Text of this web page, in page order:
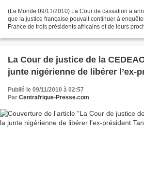
(Le Monde 09/11/2010) La Cour de cassation a
que la justice française pouvait continuer à
France de trois présidents africains et de leurs
La Cour de justice de la
junte nigérienne de libérer l’ex-
Publié le 09/11/2010 à 02:57
Par Centrafrique-Presse.com